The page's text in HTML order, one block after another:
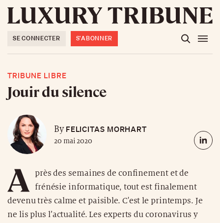
SE CONNECTER S'ABONNER
TRIBUNE LIBRE
Jouir du silence
ByFELICITAS MORHART
20 mai 2020
A
près des semaines de confinement et de
frénésie informatique, tout est finalement
devenu très calme et paisible. C'est le printemps. Je
ne lis plus l’actualité. Les experts du coronavirus y